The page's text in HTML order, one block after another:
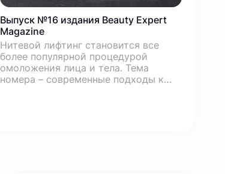
Выпуск №16 издания Beauty Expert
Magazine
Нитевой лифтинг становится все
более популярной процедурой
омоложения лица и тела. Тема
номера – современные подходы к